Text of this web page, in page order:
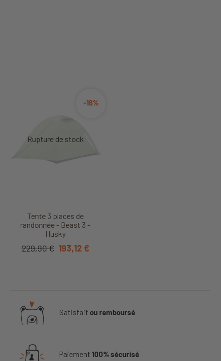
Tente 3 places de
randonnée - Beast 3 -
Husky
-16%
229,90 € 193,12 €
Satisfait ou remboursé
Paiement 100% sécurisé